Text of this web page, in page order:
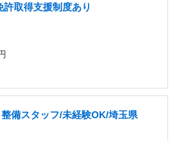
取得支援制度あり
備スタッフ/未経験OK/埼玉県